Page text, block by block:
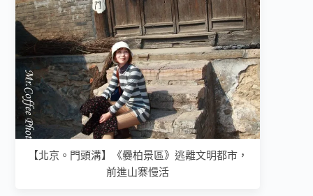
【北京。門頭溝】《爨柏景區》逃離文明都市，
前進山寨慢活